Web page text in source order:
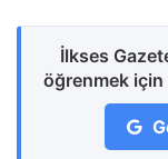
İlkses
öğrenmek